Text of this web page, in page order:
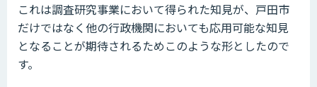
これは調査研究事業において得られた知見が、戸田市
だけではなく他の行政機関においても応用可能な知見
となることが期待されるためこのような形としたので
す。